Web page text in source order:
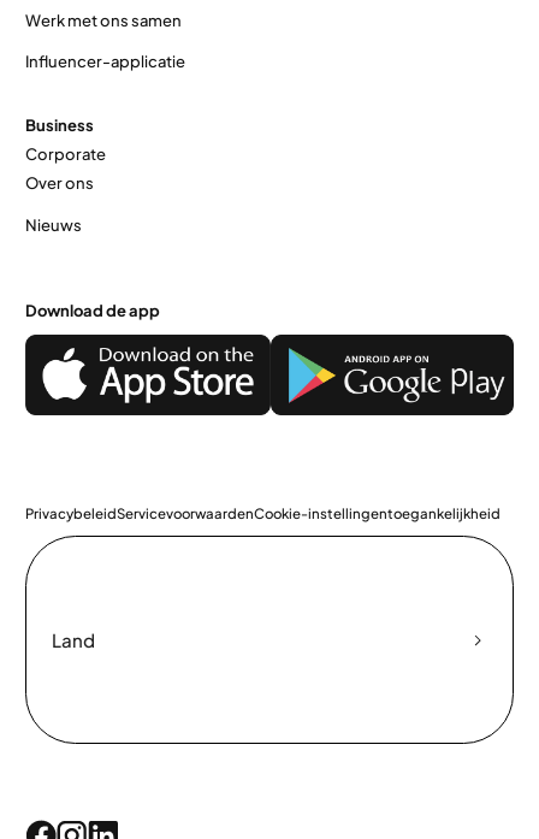
Werk met ons samen
Influencer-applicatie
Business
Corporate
Over ons
Nieuws
Download de app
PrivacybeleidServicevoorwaardenCookie-instellingentoegankelijkheid
Land